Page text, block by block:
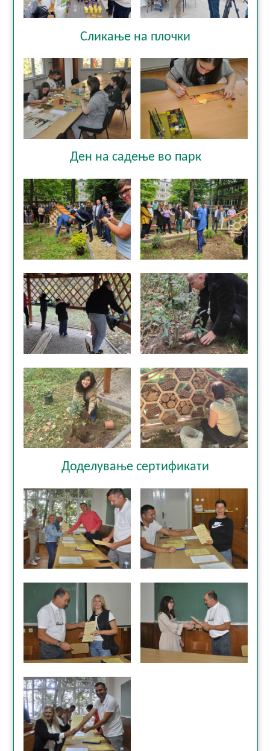
Сликање на плочки
Ден на садење во парк
Доделување сертификати